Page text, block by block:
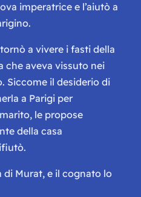
imperatrice e l’aiutò a
a vivere i fasti della
che aveva vissuto nei
Siccome il desiderio di
a Parigi per
le propose
della casa
Murat, e il cognato lo